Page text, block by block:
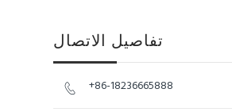
تفاصيل الاتصال
 +86-18236665888